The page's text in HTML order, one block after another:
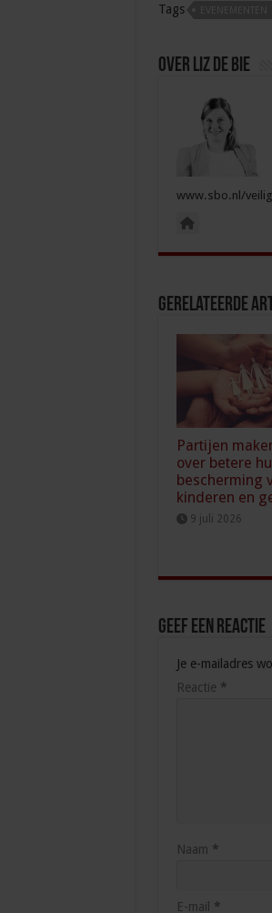
Tags
Over Liz de Bie
www.sbo.nl/
Gerelateerde
Partijen
over betere
bescherming
kinderen en
9 juli 2026
Geef een reactie
Je e-mailadres
Reactie *
Naam *
E-mail *